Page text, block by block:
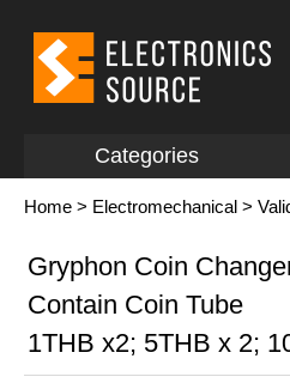
Categories
Home > Electromechanical >
Gryphon Coin
Contain Coin Tube
1THB x2; 5THB x 2;